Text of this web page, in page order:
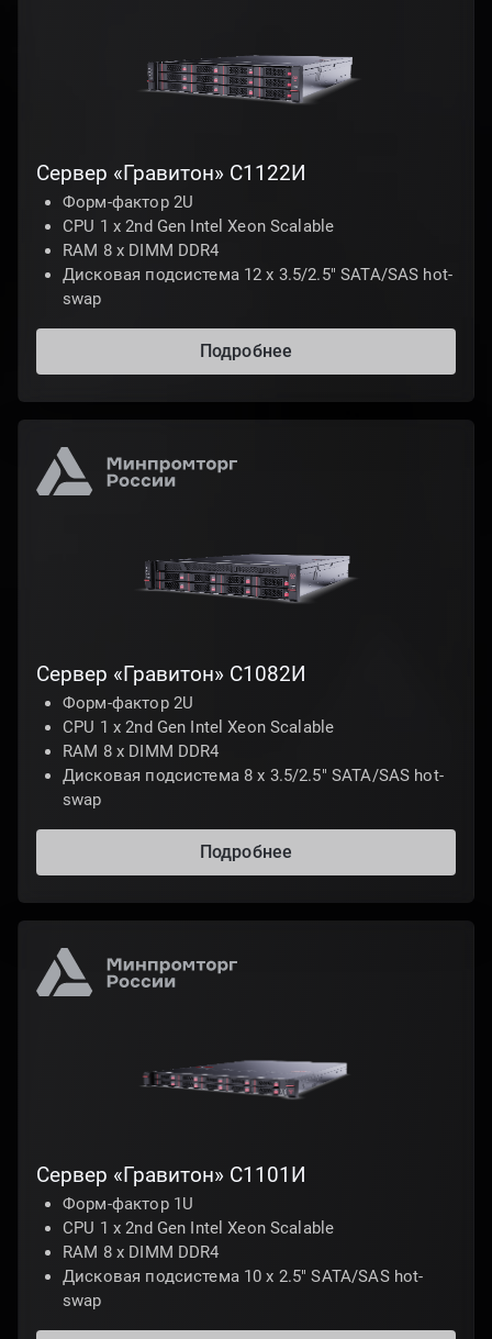
Cервер «Гравитон» С1122И
Форм-фактор 2U
CPU 1 х 2nd Gen Intel Xeon Scalable
RAM 8 x DIMM DDR4
Дисковая подсистема 12 х 3.5/2.5" SATA/SAS hot-
swap
Подробнее
Cервер «Гравитон» С1082И
Форм-фактор 2U
CPU 1 х 2nd Gen Intel Xeon Scalable
RAM 8 x DIMM DDR4
Дисковая подсистема 8 х 3.5/2.5" SATA/SAS hot-
swap
Подробнее
Cервер «Гравитон» С1101И
Форм-фактор 1U
CPU 1 х 2nd Gen Intel Xeon Scalable
RAM 8 x DIMM DDR4
Дисковая подсистема 10 х 2.5" SATA/SAS hot-
swap